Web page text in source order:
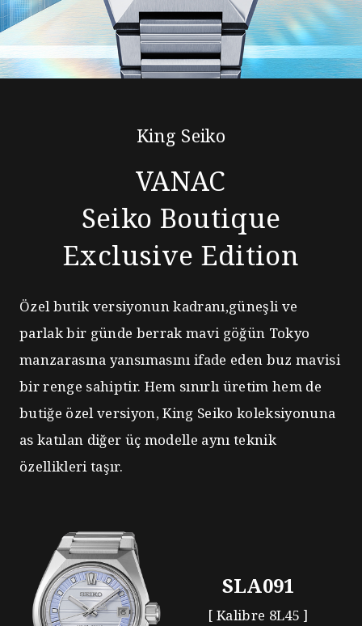
King Seiko
VANAC
Seiko Boutique
Exclusive Edition
Özel butik versiyonun kadranı,güneşli ve
parlak bir günde berrak mavi göğün Tokyo
manzarasına yansımasını ifade eden buz mavisi
bir renge sahiptir. Hem sınırlı üretim hem de
butiğe özel versiyon, King Seiko koleksiyonuna
as katılan diğer üç modelle aynı teknik
özellikleri taşır.
SLA091
[ Kalibre 8L45 ]